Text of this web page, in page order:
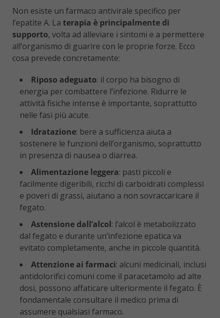
Non esiste un farmaco antivirale specifico per
l’epatite A. La terapia è principalmente di
supporto, volta ad alleviare i sintomi e a permettere
all’organismo di guarire con le proprie forze. Ecco
cosa prevede concretamente:
Riposo adeguato: il corpo ha bisogno di
energia per combattere l’infezione. Ridurre le
attività fisiche intense è importante, soprattutto
nelle fasi più acute.
Idratazione: bere a sufficienza aiuta a
sostenere le funzioni dell’organismo, soprattutto
in presenza di nausea o diarrea.
Alimentazione leggera: pasti piccoli e
facilmente digeribili, ricchi di carboidrati complessi
e poveri di grassi, aiutano a non sovraccaricare il
fegato.
Astensione dall’alcol: l’alcol è metabolizzato
dal fegato e durante un’infezione epatica va
evitato completamente, anche in piccole quantità.
Attenzione ai farmaci: alcuni medicinali, inclusi
antidolorifici comuni come il paracetamolo ad alte
dosi, possono affaticare ulteriormente il fegato. È
fondamentale consultare il medico prima di
assumere qualsiasi farmaco.